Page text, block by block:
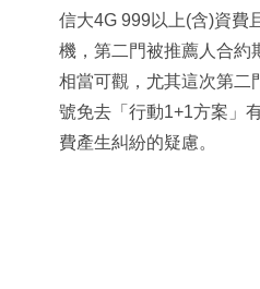
信大4G 999以上(含)資費
機，第二門被推薦人合約
相當可觀，尤其這次第二
號免去「行動1+1方案」
費產生糾紛的疑慮。